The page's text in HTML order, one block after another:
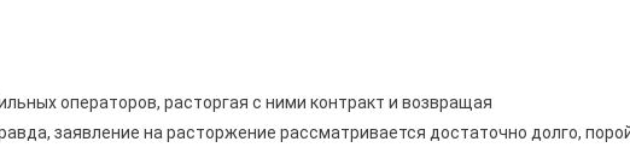
операторов, расторгая с ними контракт и возвращая
заявление на расторжение рассматривается достаточно долго,